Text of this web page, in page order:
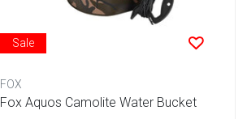
Sale
FOX
Fox Aquos Camolite Water Bucket